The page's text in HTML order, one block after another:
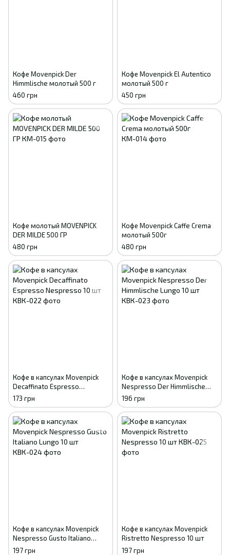
Кофе Movenpick Der
Himmlische молотый 500 г
460 грн
Кофе Movenpick El Autentico
молотый 500 г
450 грн
Кофе молотый MOVENPICK
DER MILDE 500 ГР
480 грн
Кофе Movenpick Caffe Crema
молотый 500г
480 грн
Кофе в капсулах Movenpick
Decaffinato Espresso
Nespresso 10 шт
173 грн
Кофе в капсулах Movenpick
Nespresso Der Himmlische
Lungo 10 шт
196 грн
Кофе в капсулах Movenpick
Nespresso Gusto Italiano
Lungo 10 шт
197 грн
Кофе в капсулах Movenpick
Ristretto Nespresso 10 шт
197 грн